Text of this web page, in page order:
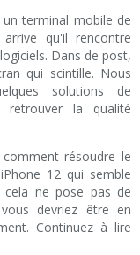
terminal mobile de
qu'il rencontre
Dans de post,
qui scintille. Nous
solutions de
retrouver la qualité
résoudre le
12 qui semble
cela ne pose pas de
devriez être en
Continuez à lire